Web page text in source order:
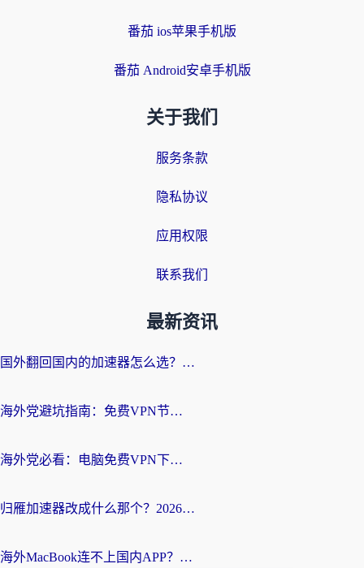
番茄 ios苹果手机版
番茄 Android安卓手机版
关于我们
服务条款
隐私协议
应用权限
联系我们
最新资讯
国外翻回国内的加速器怎么选？海外党亲测实用指南，告别地域限制
海外党避坑指南：免费VPN节点真的靠谱吗？教你选对回国加速器无缝访问国内资源
海外党必看：电脑免费VPN下载指南+回国加速器选择全攻略，告别地区限制
归雁加速器改成什么那个？2026海外党回国加速全攻略：告别地区限制，轻松刷剧玩游戏
海外MacBook连不上国内APP？选对回国VPN，告别地区限制的烦恼